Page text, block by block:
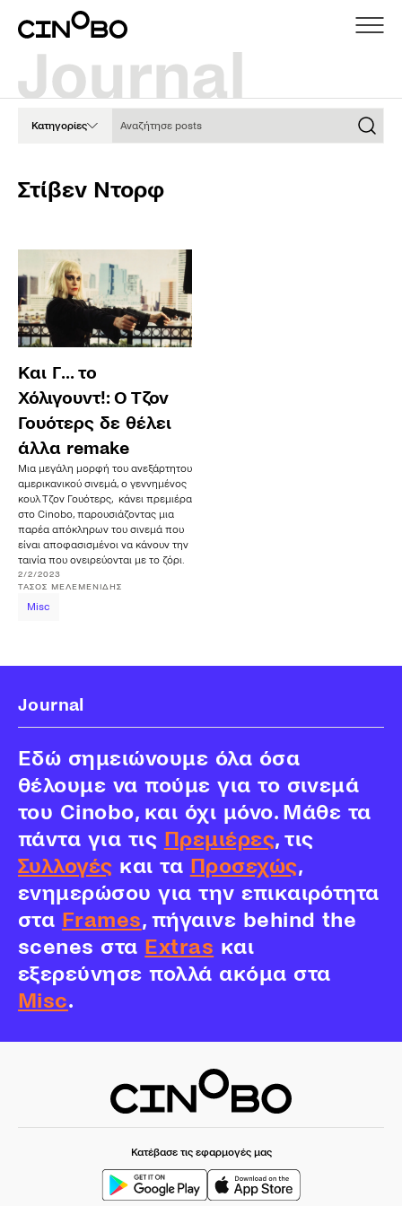
Κατηγορίες
Στίβεν Ντορφ
Και Γ... το
Χόλιγουντ!: Ο Τζον
Γουότερς δε θέλει
άλλα remake
Μια μεγάλη μορφή του ανεξάρτητου
αμερικανικού σινεμά, ο γεννημένος
κουλ Τζον Γουότερς, κάνει πρεμιέρα
στο Cinobo, παρουσιάζοντας μια
παρέα απόκληρων του σινεμά που
είναι αποφασισμένοι να κάνουν την
ταινία που ονειρεύονται με το ζόρι.
2/2/2023
ΤΆΣΟΣ ΜΕΛΕΜΕΝΊΔΗΣ
Misc
Journal
Εδώ σημειώνουμε όλα όσα
θέλουμε να πούμε για το σινεμά
του Cinobo, και όχι μόνο. Μάθε τα
πάντα για τις Πρεμιέρες, τις
Συλλογές και τα Προσεχώς,
ενημερώσου για την επικαιρότητα
στα Frames, πήγαινε behind the
scenes στα Extras και
εξερεύνησε πολλά ακόμα στα
Misc.
Κατέβασε τις εφαρμογές μας